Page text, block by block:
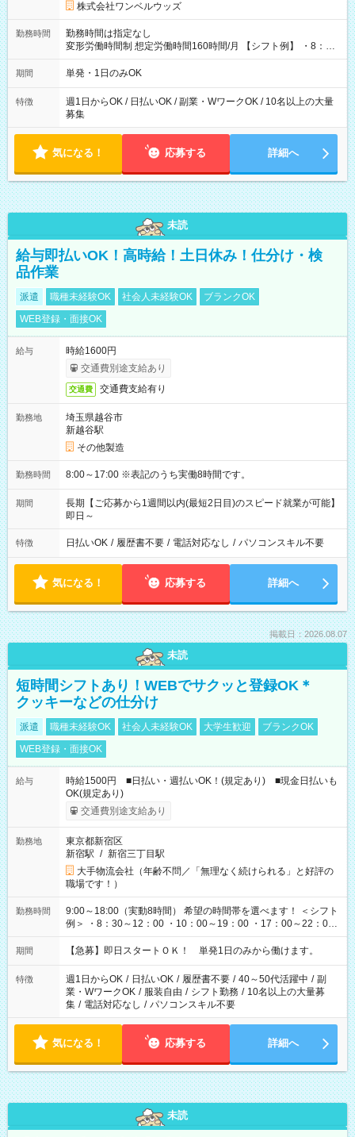
株式会社ワンベルウッズ
勤務時間
勤務時間は指定なし
変形労働時間制 想定労働時間160時間/月 【シフト例】 ・8：00
～21：00
期間 単発・1日のみOK
特徴
週1日からOK / 日払いOK / 副業・WワークOK / 10名以上の大量
募集
気になる！ 応募する 詳細へ
未読
給与即払いOK！高時給！土日休み！仕分け・検
品作業
派遣 職種未経験OK 社会人未経験OK
ブランクOK
WEB登録・面接OK
給与
時給1600円
交通費別途支給あり
交通費 交通費支給有り
勤務地
埼玉県越谷市
新越谷駅
その他製造
勤務時間 8:00～17:00 ※表記のうち実働8時間です。
期間
長期【ご応募から1週間以内(最短2日目)のスピード就業が可能】
即日～
特徴 日払いOK / 履歴書不要 / 電話対応なし / パソコンスキル不要
気になる！ 応募する 詳細へ
掲載日：2026.08.07
未読
短時間シフトあり！WEBでサクッと登録OK＊
クッキーなどの仕分け
派遣 職種未経験OK 社会人未経験OK 大学生歓迎
ブランクOK
WEB登録・面接OK
給与
時給1500円 ■日払い・週払いOK！(規定あり) ■現金日払いも
OK(規定あり)
交通費別途支給あり
勤務地
東京都新宿区
新宿駅 / 新宿三丁目駅
大手物流会社（年齢不問／「無理なく続けられる」と好評の
職場です！）
勤務時間
9:00～18:00（実動8時間） 希望の時間帯を選べます！ ＜シフト
例＞ ・8：30～12：00 ・10：00～19：00 ・17：00～22：00
・13：00～22：00 ・22：00～翌6：00 など
期間 【急募】即日スタートＯＫ！ 単発1日のみから働けます。
特徴 週1日からOK / 日払いOK / 履歴書不要 / 40～50代活躍中 / 副
業・WワークOK / 服装自由 / シフト勤務 / 10名以上の大量募
集 / 電話対応なし / パソコンスキル不要
気になる！ 応募する 詳細へ
未読